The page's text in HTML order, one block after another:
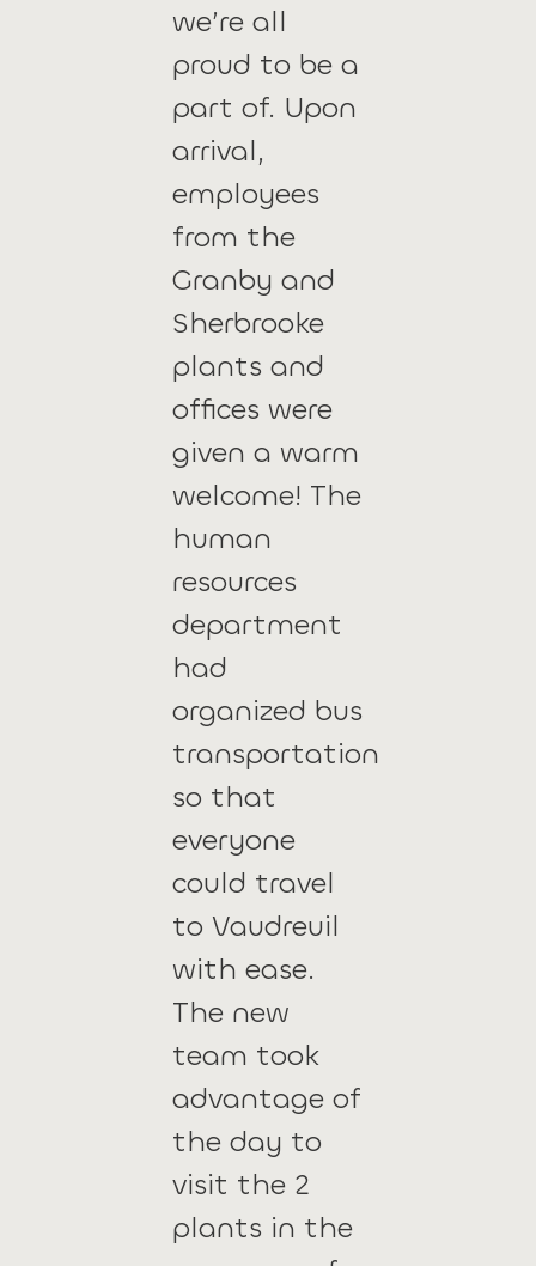
we’re all
proud to be a
part of. Upon
arrival,
employees
from the
Granby and
Sherbrooke
plants and
offices were
given a warm
welcome! The
human
resources
department
had
organized bus
transportation
so that
everyone
could travel
to Vaudreuil
with ease.
The new
team took
advantage of
the day to
visit the 2
plants in the